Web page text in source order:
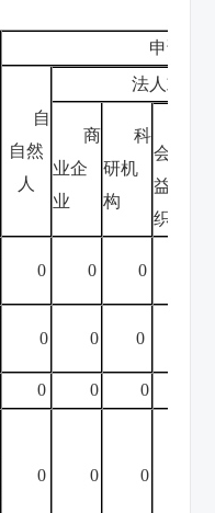
申请人
自
自然
人
法人或其
商
业企
业
科
研机
构
会公
益组
织
0 0 0
0 0 0
0 0 0
0 0 0